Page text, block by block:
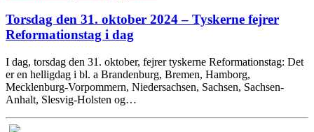
Torsdag den 31. oktober 2024 – Tyskerne fejrer
Reformationstag i dag
I dag, torsdag den 31. oktober, fejrer tyskerne Reformationstag: Det
er en helligdag i bl. a Brandenburg, Bremen, Hamborg,
Mecklenburg-Vorpommern, Niedersachsen, Sachsen, Sachsen-
Anhalt, Slesvig-Holsten og…